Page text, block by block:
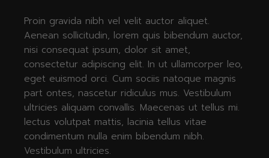
Proin gravida nibh vel velit auctor aliquet.
Aenean sollicitudin, lorem quis bibendum auctor,
nisi consequat ipsum, dolor sit amet,
consectetur adipiscing elit. In ut ullamcorper leo,
eget euismod orci. Cum sociis natoque magnis
part ontes, nascetur ridiculus mus. Vestibulum
ultricies aliquam convallis. Maecenas ut tellus mi.
lectus volutpat mattis, lacinia tellus vitae
condimentum nulla enim bibendum nibh.
Vestibulum ultricies.